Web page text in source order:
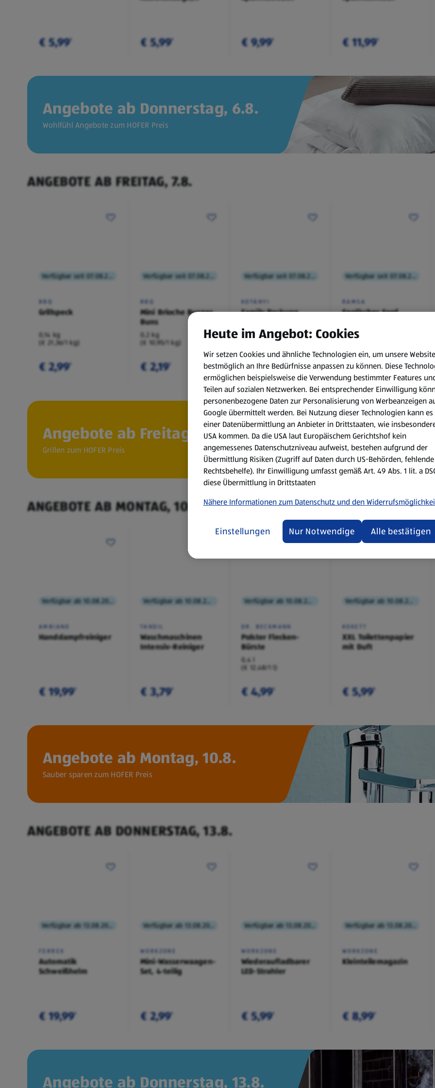
€ 5,99¹ € 5,99¹ € 9,99¹ € 11,99¹
Angebote ab Donnerstag, 6.8.
Wohlfühl Angebote zum HOFER Preis
ANGEBOTE AB FREITAG, 7.8.
BBQ
Grillspeck
0,14 kg
(€ 21,36/1 kg)
€ 2,99¹
BBQ
Mini Brioche Burger
Buns
0,2 kg
(€ 10,95/1 kg)
€ 2,19¹
KOTÁNYI
Family Packung,
Würzmischung
€ 2,49¹
RAMSA
Englischer Senf
0,1 kg
€ 0,99¹˒² € 1,29
Angebote ab Freitag, 7.8.
Grillen zum HOFER Preis
ANGEBOTE AB MONTAG, 10.8.
AMBIANO
Handdampfreiniger
€ 19,99¹
TANDIL
Waschmaschinen
Intensiv-Reiniger
€ 3,79¹
DR. BECKMANN
Polster Flecken-
Bürste
0,4 l
(€ 12,48/1 l)
€ 4,99¹
KOKETT
XXL Toilettenpapier
mit Duft
€ 5,99¹
Angebote ab Montag, 10.8.
Sauber sparen zum HOFER Preis
ANGEBOTE AB DONNERSTAG, 13.8.
FERREX
Automatik
Schweißhelm
€ 19,99¹
WORKZONE
Mini-Wasserwaagen-
Set, 4-teilig
€ 2,99¹
WORKZONE
Wiederaufladbarer
LED-Strahler
€ 5,99¹
WORKZONE
Kleinteilemagazin
€ 8,99¹
Angebote ab Donnerstag, 13.8.
Heute im Angebot: Cookies
Wir setzen Cookies und ähnliche Technologien ein, um unsere Website
bestmöglich an Ihre Bedürfnisse anpassen zu können. Diese
ermöglichen beispielsweise die Verwendung bestimmter Features
Teilen auf sozialen Netzwerken. Bei entsprechender Einwilligung
personenbezogene Daten zur Personalisierung von Werbeanzeigen
Google übermittelt werden. Bei Nutzung dieser Technologien kann es
einer Datenübermittlung an Anbieter in Drittstaaten, wie
USA kommen. Da die USA laut Europäischem Gerichtshof kein
angemessenes Datenschutzniveau aufweist, bestehen aufgrund der
Übermittlung Risiken (Zugriff auf Daten durch US-Behörden, fehlende
Rechtsbehelfe). Ihr Einwilligung umfasst gemäß Art. 49 Abs. 1 lit. a
diese Übermittlung in Drittstaaten
Nähere Informationen zum Datenschutz und den
Einstellungen Nur Notwendige Alle bestätigen